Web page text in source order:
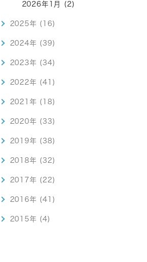
2026年1月 (2)
2025年 (16)
2024年 (39)
2023年 (34)
2022年 (41)
2021年 (18)
2020年 (33)
2019年 (38)
2018年 (32)
2017年 (22)
2016年 (41)
2015年 (4)